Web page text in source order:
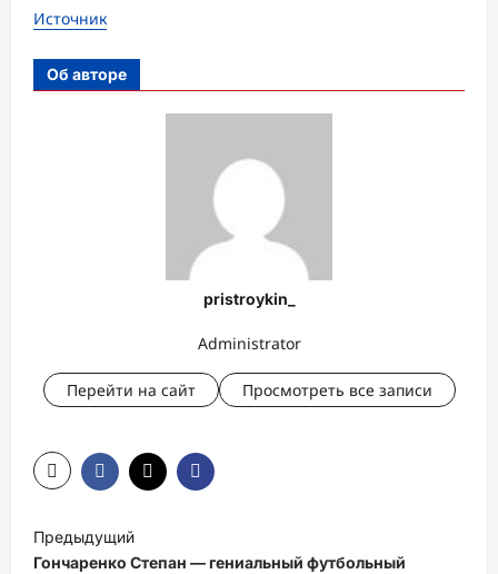
Источник
Об авторе
pristroykin_
Administrator
Перейти на сайт Просмотреть все записи
Н
а
Предыдущий
Гончаренко Степан — гениальный футбольный